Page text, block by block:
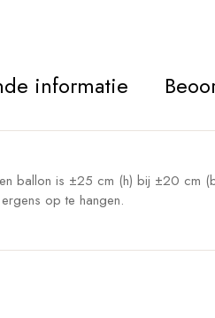
informatie
ballon is ±25 cm (h) bij ±20 cm
op te hangen.